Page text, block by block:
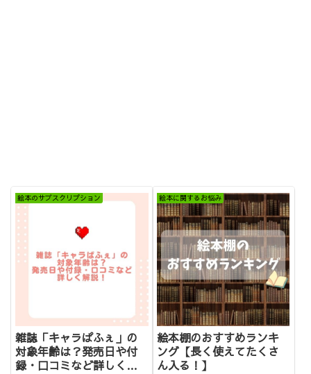
絵本のサブスクリプション
雑誌「キャラぱふぇ」の
対象年齢は？発売日や付
録・口コミなど詳しく解
絵本に関するお悩み
絵本棚のおすすめランキ
ング【長く使えてたくさ
ん入る！】